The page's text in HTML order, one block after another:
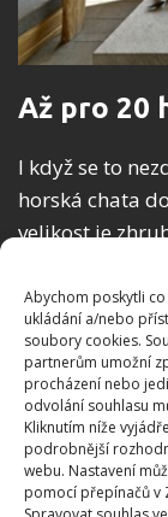
Abychom poskytli
ukládání a/nebo
soubory cookies.
partnerům umožní
procházení nebo
odvolání souhlasu
Kliknutím níže
podrobnější
webu. Nastavení
pomocí přepínačů v
Až pro 20
I když se to
horská chata
velikost je
svému
větší skupinu
jednoduchých
obvodu, tak i
patro, které